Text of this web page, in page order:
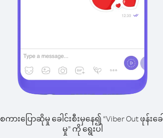
စကားပြောဆိုမှု ခေါင်းစီးမှနေ၍ “Viber Out ဖုန်းခေါ်
မှု” ကို ရွေးပါ